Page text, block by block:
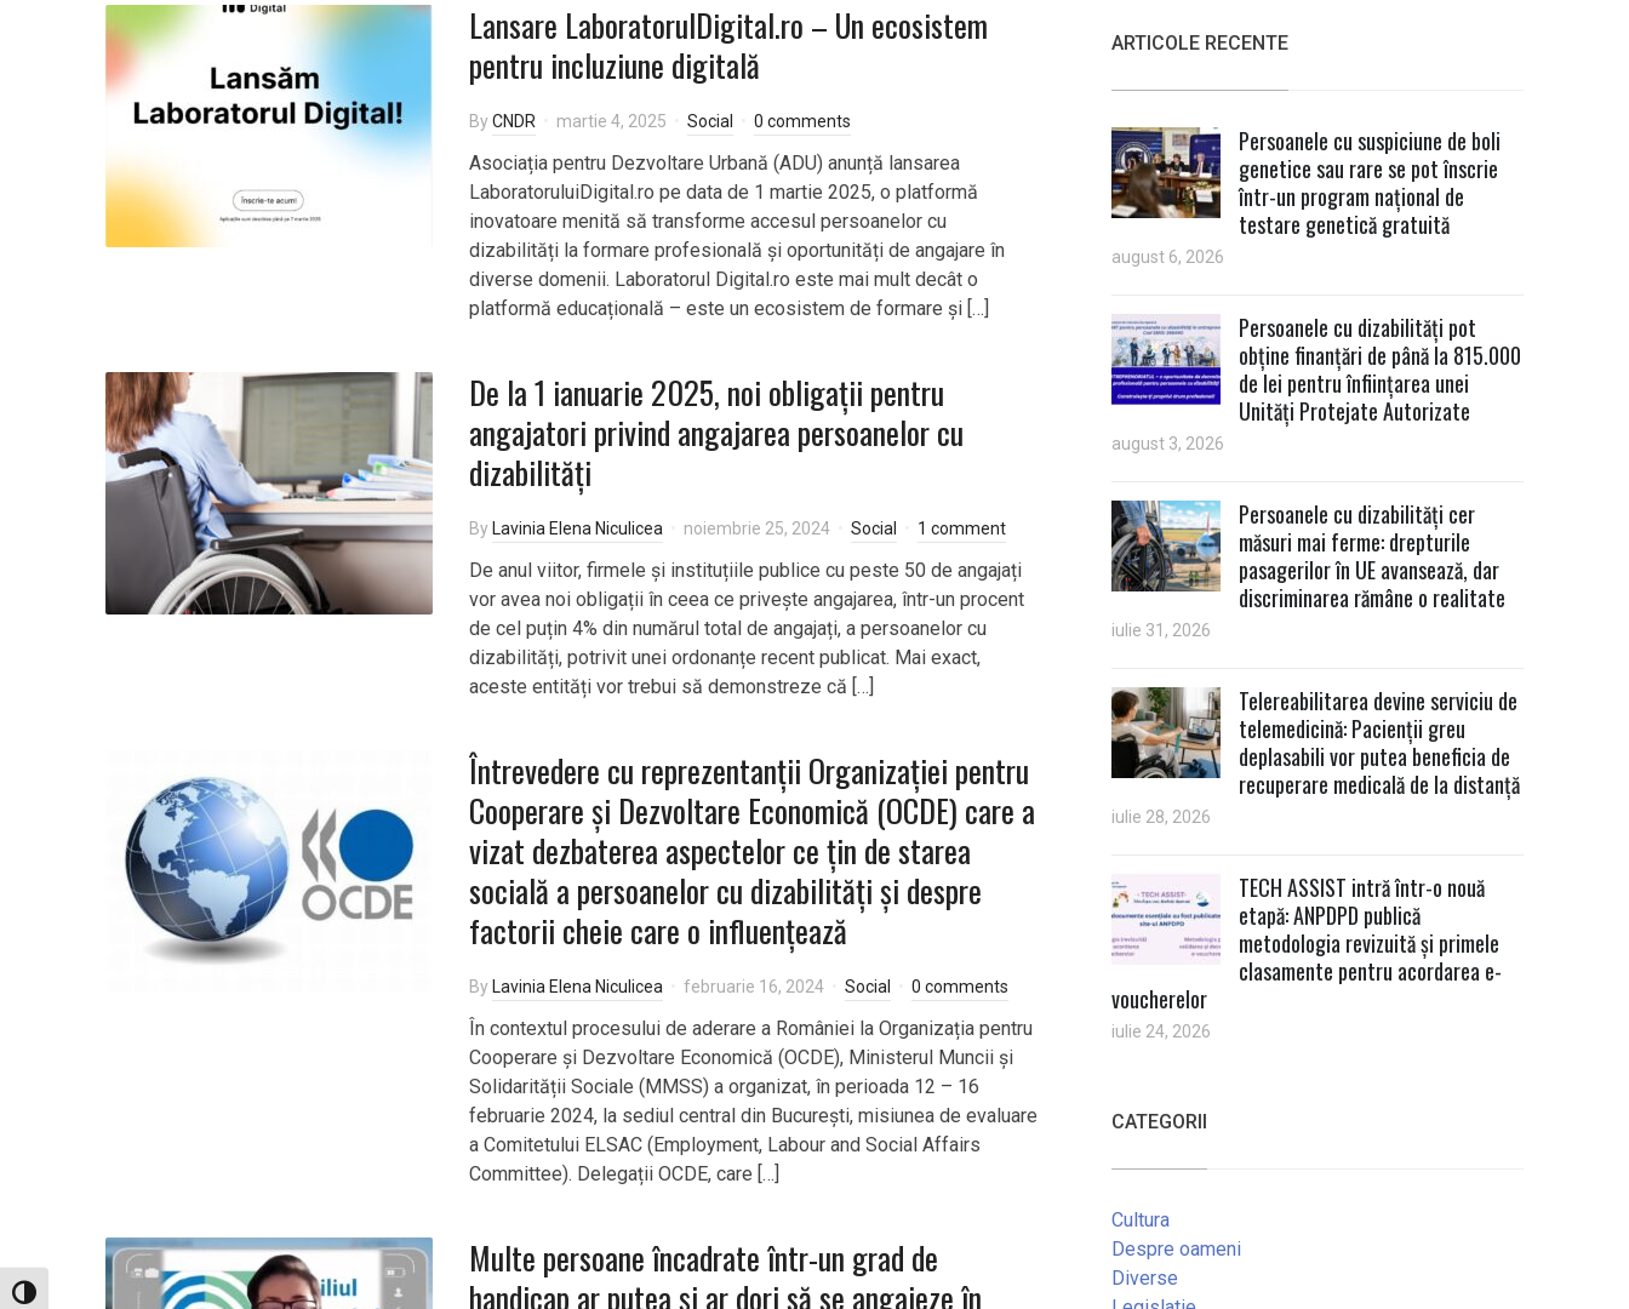
Toggle High Contrast
Lansare LaboratorulDigital.ro – Un ecosistem
pentru incluziune digitală
ByCNDR martie 4, 2025 Social 0 comments
Asociația pentru Dezvoltare Urbană (ADU) anunță lansarea
LaboratoruluiDigital.ro pe data de 1 martie 2025, o platformă
inovatoare menită să transforme accesul persoanelor cu
dizabilități la formare profesională și oportunități de angajare în
diverse domenii. Laboratorul Digital.ro este mai mult decât o
platformă educațională – este un ecosistem de formare și […]
De la 1 ianuarie 2025, noi obligații pentru
angajatori privind angajarea persoanelor cu
dizabilități
By Lavinia Elena Niculicea noiembrie 25, 2024 Social 1 comment
De anul viitor, firmele și instituțiile publice cu peste 50 de angajați
vor avea noi obligații în ceea ce privește angajarea, într-un procent
de cel puțin 4% din numărul total de angajați, a persoanelor cu
dizabilități, potrivit unei ordonanțe recent publicat. Mai exact,
aceste entități vor trebui să demonstreze că […]
Întrevedere cu reprezentanții Organizației pentru
Cooperare și Dezvoltare Economică (OCDE) care a
vizat dezbaterea aspectelor ce țin de starea
socială a persoanelor cu dizabilități și despre
factorii cheie care o influențează
By Lavinia Elena Niculicea februarie 16, 2024 Social 0 comments
În contextul procesului de aderare a României la Organizația pentru
Cooperare și Dezvoltare Economică (OCDE), Ministerul Muncii și
Solidarității Sociale (MMSS) a organizat, în perioada 12 – 16
februarie 2024, la sediul central din București, misiunea de evaluare
a Comitetului ELSAC (Employment, Labour and Social Affairs
Committee). Delegații OCDE, care […]
Multe persoane încadrate într-un grad de
handicap ar putea și ar dori să se angajeze în
ARTICOLE RECENTE
Persoanele cu suspiciune de boli
genetice sau rare se pot înscrie
într-un program național de
testare genetică gratuită
august 6, 2026
Persoanele cu dizabilități pot
obține finanțări de până la 815.000
de lei pentru înființarea unei
Unități Protejate Autorizate
august 3, 2026
Persoanele cu dizabilități cer
măsuri mai ferme: drepturile
pasagerilor în UE avansează, dar
discriminarea rămâne o realitate
iulie 31, 2026
Telereabilitarea devine serviciu de
telemedicină: Pacienții greu
deplasabili vor putea beneficia de
recuperare medicală de la distanță
iulie 28, 2026
TECH ASSIST intră într-o nouă
etapă: ANPDPD publică
metodologia revizuită și primele
clasamente pentru acordarea e-
voucherelor
iulie 24, 2026
CATEGORII
Cultura
Despre oameni
Diverse